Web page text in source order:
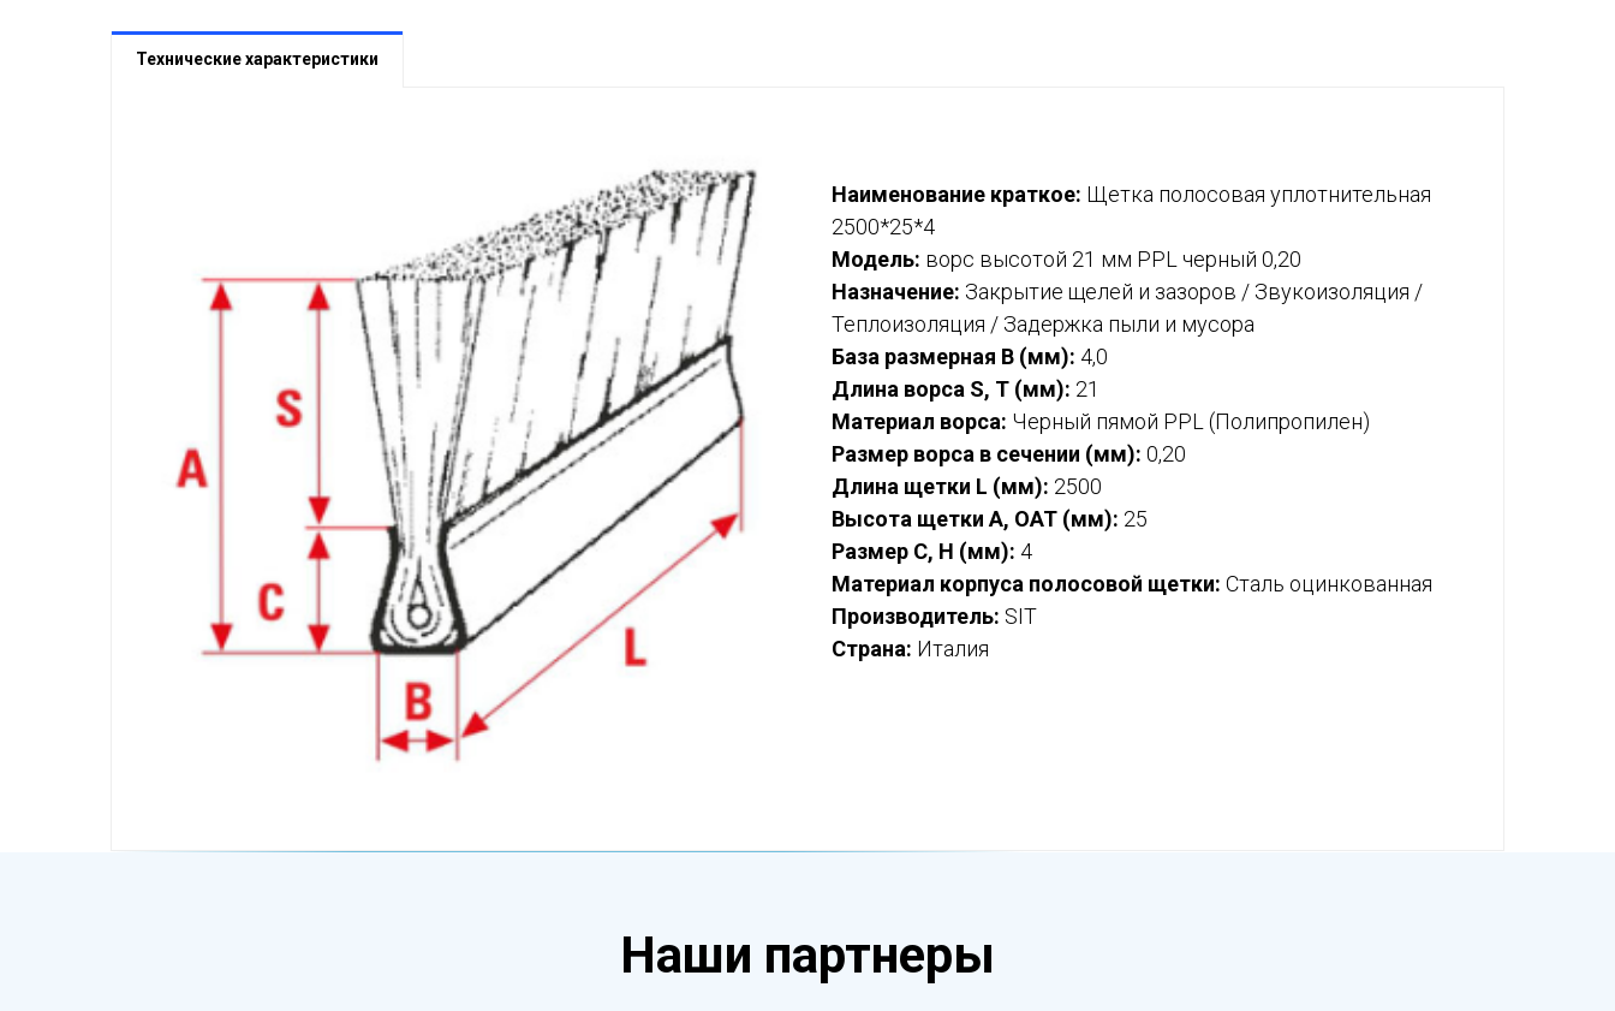
Технические характеристики
Наименование краткое: Щетка полосовая уплотнительная
2500*25*4
Модель: ворс высотой 21 мм PPL черный 0,20
Назначение: Закрытие щелей и зазоров / Звукоизоляция /
Теплоизоляция / Задержка пыли и мусора
База размерная B (мм): 4,0
Длина ворса S, T (мм): 21
Материал ворса: Черный пямой PPL (Полипропилен)
Размер ворса в сечении (мм): 0,20
Длина щетки L (мм): 2500
Высота щетки A, OAT (мм): 25
Размер C, H (мм): 4
Материал корпуса полосовой щетки: Сталь оцинкованная
Производитель: SIT
Страна: Италия
Наши партнеры